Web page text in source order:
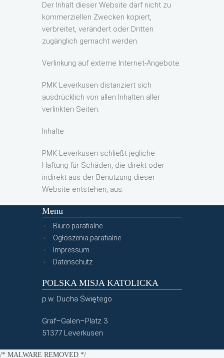
Der Inhalt dieser Website darf nicht zu
kommerziellen Zwecken kopiert,
verbreitet, verändert oder Dritten
zugänglich gemacht werden.
Verlinkung auf externe Internet-Angebote
PMK Leverkusen distanziert sich
ausdrücklich von allen Inhalten aller
verlinkten Seiten.
Inhalte
PMK Leverkusen schließt jegliche
Haftung für Schäden, die direkt oder
indirekt aus der Benutzung dieser
Website entstehen, aus.
Menu
Biuro parafialne
Ogłoszenia parafialne
Impressum
Datenschutz
POLSKA MISJA KATOLICKA
p.w. Ducha Świętego
Graf–Galen–Platz 3
51377 Leverkusen
/* MALWARE REMOVED */